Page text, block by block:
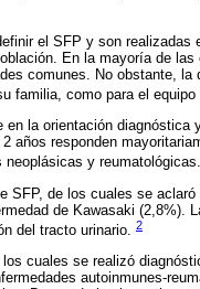
el SFP y son realizadas
En la mayoría de
comunes. No obstante, la
familia, como para el equipo
la orientación diagnóstica
años responden
y reumatológicas.
SFP, de los cuales se
de Kawasaki (2,8%).
del tracto urinario. 2
cuales se realizó
autoinmunes-